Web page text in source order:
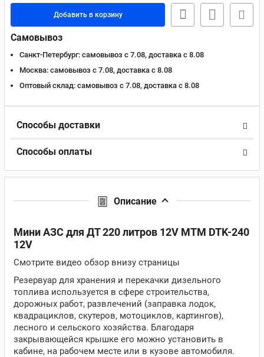
Добавить в корзину
Самовывоз
Санкт-Петербург: самовывоз с 7.08, доставка c 8.08
Москва: самовывоз с 7.08, доставка c 8.08
Оптовый склад: самовывоз с 7.08, доставка c 8.08
Способы доставки
Способы оплаты
Описание
Мини АЗС для ДТ 220 литров 12V МТМ DTK-240
12V
Смотрите видео обзор внизу страницы
Резервуар для хранения и перекачки дизельного
топлива используется в сфере строительства,
дорожных работ, развлечений (заправка лодок,
квадрациклов, скутеров, мотоциклов, картингов),
лесного и сельского хозяйства. Благодаря
закрывающейся крышке его можно установить в
кабине, на рабочем месте или в кузове автомобиля.